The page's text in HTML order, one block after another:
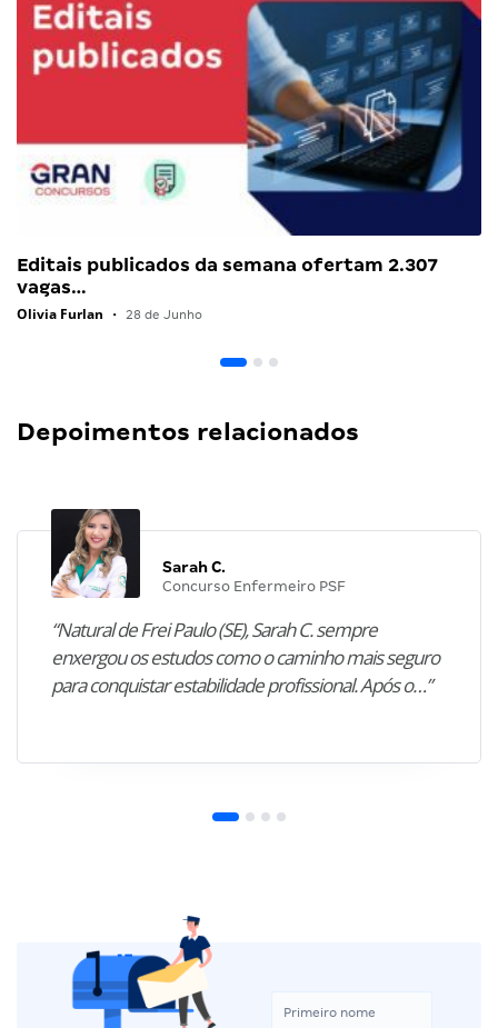
Editais publicados da semana ofertam 2.307
vagas…
Olivia Furlan • 28 de Junho
Depoimentos relacionados
Sarah C.
Concurso Enfermeiro PSF
“Natural de Frei Paulo (SE), Sarah C. sempre
enxergou os estudos como o caminho mais seguro
para conquistar estabilidade profissional. Após o…”